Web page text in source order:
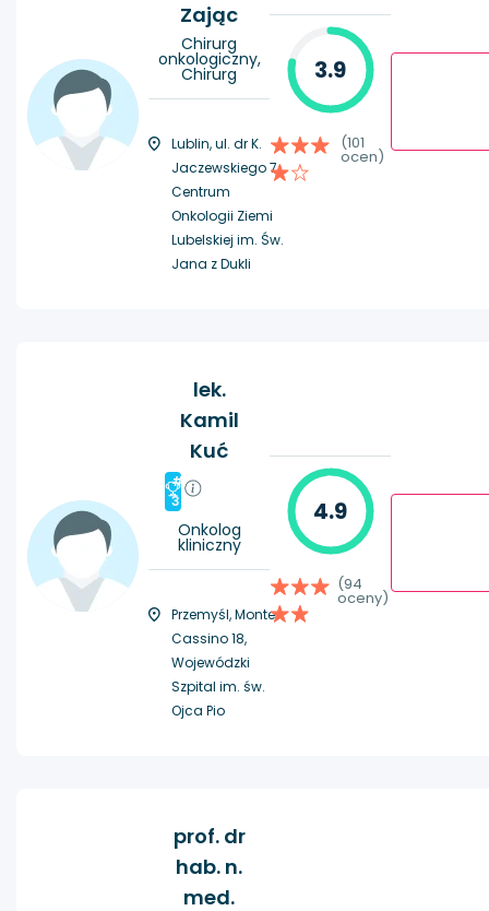
Zając
Chirurg
onkologiczny,
Chirurg
Lublin, ul. dr K.
Jaczewskiego 7,
Centrum
Onkologii Ziemi
Lubelskiej im. Św.
Jana z Dukli
3.9
(101
ocen)
lek.
Kamil
Kuć
#
3
Onkolog
kliniczny
Przemyśl, Monte
Cassino 18,
Wojewódzki
Szpital im. św.
Ojca Pio
4.9
(94
oceny)
prof. dr
hab. n.
med.